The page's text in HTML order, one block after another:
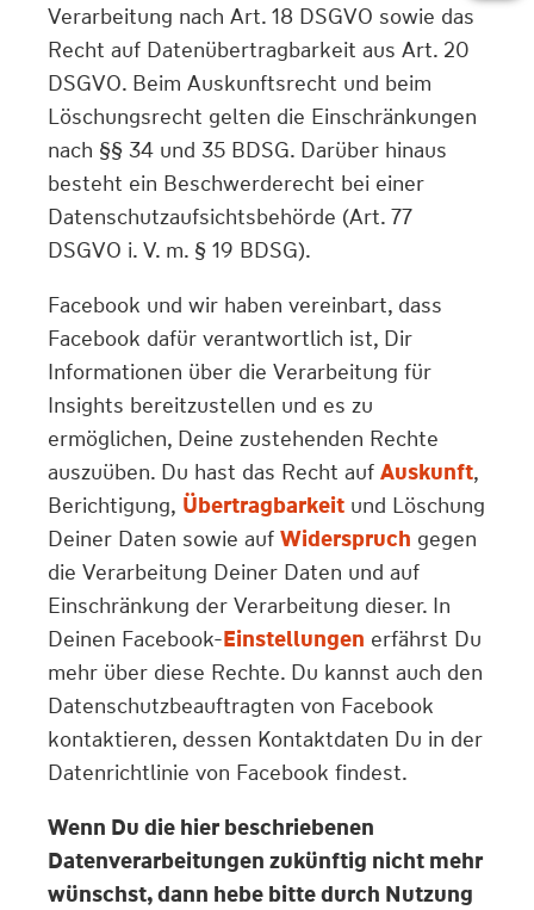
Verarbeitung nach Art. 18 DSGVO sowie das
Recht auf Datenübertragbarkeit aus Art. 20
DSGVO. Beim Auskunftsrecht und beim
Löschungsrecht gelten die Einschränkungen
nach §§ 34 und 35 BDSG. Darüber hinaus
besteht ein Beschwerderecht bei einer
Datenschutzaufsichtsbehörde (Art. 77
DSGVO i. V. m. § 19 BDSG).
Facebook und wir haben vereinbart, dass
Facebook dafür verantwortlich ist, Dir
Informationen über die Verarbeitung für
Insights bereitzustellen und es zu
ermöglichen, Deine zustehenden Rechte
auszuüben. Du hast das Recht auf Auskunft,
Berichtigung, Übertragbarkeit und Löschung
Deiner Daten sowie auf Widerspruch gegen
die Verarbeitung Deiner Daten und auf
Einschränkung der Verarbeitung dieser. In
Deinen Facebook-Einstellungen erfährst Du
mehr über diese Rechte. Du kannst auch den
Datenschutzbeauftragten von Facebook
kontaktieren, dessen Kontaktdaten Du in der
Datenrichtlinie von Facebook findest.
Wenn Du die hier beschriebenen
Datenverarbeitungen zukünftig nicht mehr
wünschst, dann hebe bitte durch Nutzung